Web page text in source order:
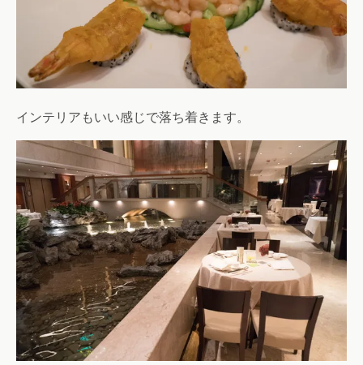
インテリアもいい感じで落ち着きます。